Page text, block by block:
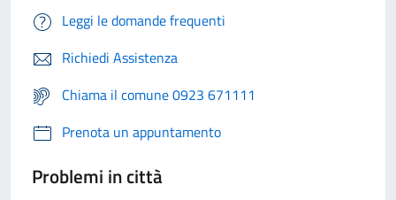
Leggi le domande frequenti
Richiedi Assistenza
Chiama il comune 0923 671111
Prenota un appuntamento
Problemi in città